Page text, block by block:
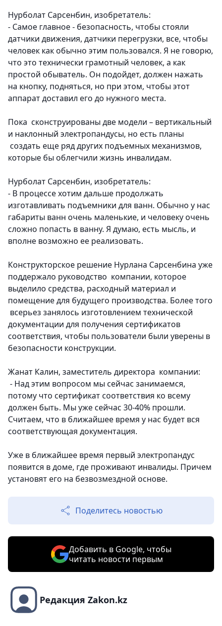
Нурболат Сарсенбин, изобретатель:
- Самое главное - безопасность, чтобы стояли
датчики движения, датчики перегрузки, все, чтобы
человек как обычно этим пользовался. Я не говорю,
что это технически грамотный человек, а как
простой обыватель. Он подойдет, должен нажать
на кнопку, подняться, но при этом, чтобы этот
аппарат доставил его до нужного места.
Пока сконструированы две модели – вертикальный
и наклонный электропандусы, но есть планы
создать еще ряд других подъемных механизмов,
которые бы облегчили жизнь инвалидам.
Нурболат Сарсенбин, изобретатель:
- В процессе хотим дальше продолжать
изготавливать подъемники для ванн. Обычно у нас
габариты ванн очень маленькие, и человеку очень
сложно попасть в ванну. Я думаю, есть мысль, и
вполне возможно ее реализовать.
Конструкторское решение Нурлана Сарсенбина уже
поддержало руководство компании, которое
выделило средства, расходный материал и
помещение для будущего производства. Более того
всерьез занялось изготовлением технической
документации для получения сертификатов
соответствия, чтобы пользователи были уверены в
безопасности конструкции.
Жанат Калин, заместитель директора компании:
- Над этим вопросом мы сейчас занимаемся,
потому что сертификат соответствия ко всему
должен быть. Мы уже сейчас 30-40% прошли.
Считаем, что в ближайшее время у нас будет вся
соответствующая документация.
Уже в ближайшее время первый электропандус
появится в доме, где проживают инвалиды. Причем
установят его на безвозмездной основе.
Поделитесь новостью
Добавить в Google, чтобы
читать новости первым
Редакция Zakon.kz